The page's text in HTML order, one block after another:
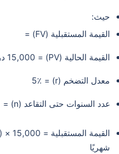
حيث:
القيمة المستقبلية (FV) =
القيمة الحالية (PV) = 15,000 درهم إماراتي
معدل التضخم (r) = 5٪
عدد السنوات حتى التقاعد (n) = 60 – 35 = 25
شهريًا